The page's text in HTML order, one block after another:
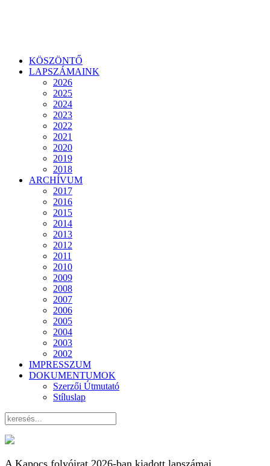
KÖSZÖNTŐ
LAPSZÁMAINK
2026
2025
2024
2023
2022
2021
2020
2019
2018
ARCHÍVUM
2017
2016
2015
2014
2013
2012
2011
2010
2009
2008
2007
2006
2005
2004
2003
2002
IMPRESSZUM
DOKUMENTUMOK
Szerzői Útmutató
Stíluslap
A Kapocs folyóirat 2026-ban kiadott lapszámai